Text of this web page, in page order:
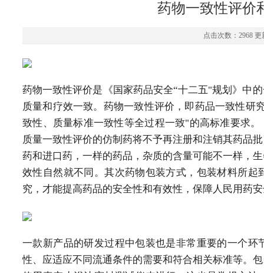
药物一致性评价
点击次数：2968 更
药物一致性评价是《国家药品安全“十二五"规划》中
质量和疗效一致。药物一致性评价，即药品一致性研
致性、质量标准一致性等全过程一致"的高标准要求
质量一致性评价的仿制药将不予再注册和注销其药品
药和进口药，一样的药品，杂质的含量可能不一样，
效性自然就不同。其次药物包装方式，包装材料所
究，才能提高药品的安全性和有效性，保障人民用药
一款新产品的研发过程中包装也是非常重要的一个
性、应适应不同流通条件的需要和符合相关标准等。